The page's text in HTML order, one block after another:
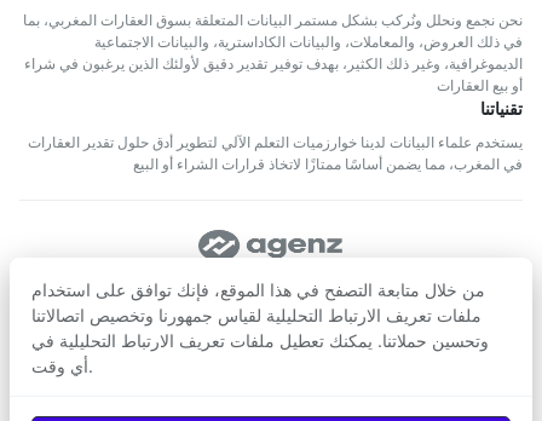
نحن نجمع ونحلل ونُركب بشكل مستمر البيانات المتعلقة بسوق العقارات المغربي، بما
في ذلك العروض، والمعاملات، والبيانات الكاداسترية، والبيانات الاجتماعية
الديموغرافية، وغير ذلك الكثير، بهدف توفير تقدير دقيق لأولئك الذين يرغبون في شراء
أو بيع العقارات
تقنياتنا
يستخدم علماء البيانات لدينا خوارزميات التعلم الآلي لتطوير أدق حلول تقدير العقارات
في المغرب، مما يضمن أساسًا ممتازًا لاتخاذ قرارات الشراء أو البيع
تابعنا
حمّل من حمّل من
من خلال متابعة التصفح في هذا الموقع، فإنك توافق على استخدام
ملفات تعريف الارتباط التحليلية لقياس جمهورنا وتخصيص اتصالاتنا
وتحسين حملاتنا. يمكنك تعطيل ملفات تعريف الارتباط التحليلية في
أي وقت.